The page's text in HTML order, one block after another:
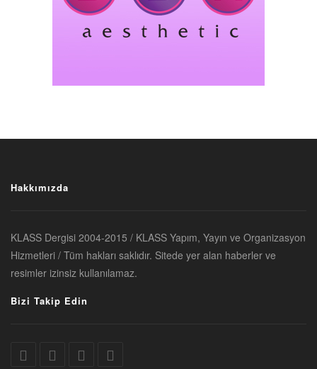
Hakkımızda
KLASS Dergisi 2004-2015 / KLASS Yapım, Yayın ve Organizasyon
Hizmetleri / Tüm hakları saklıdır. Sitede yer alan haberler ve
resimler izinsiz kullanılamaz.
Bizi Takip Edin